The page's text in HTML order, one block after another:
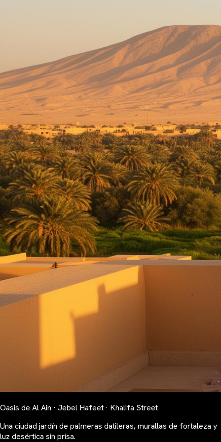
Oasis de Al Ain · Jebel Hafeet · Khalifa Street
Una ciudad jardín de palmeras datileras, murallas de fortaleza y
luz desértica sin prisa.